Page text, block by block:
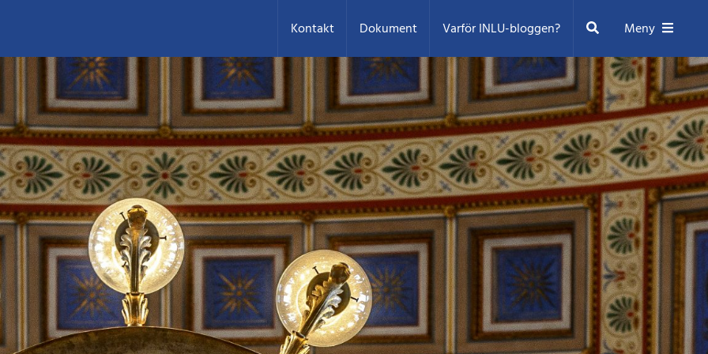
Kontakt Dokument Varför INLU-bloggen? Sök Meny